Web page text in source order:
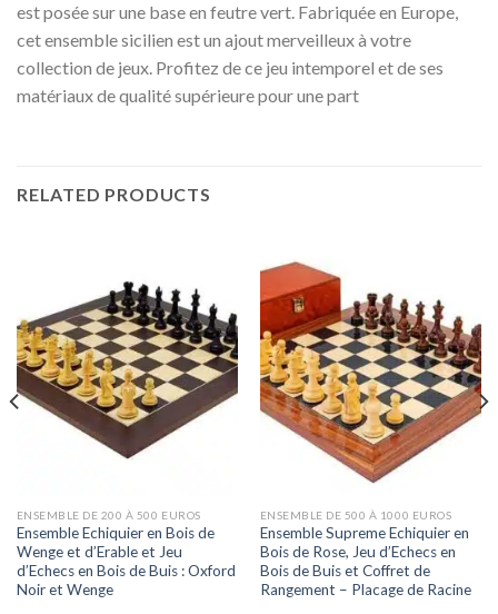
est posée sur une base en feutre vert. Fabriquée en Europe,
cet ensemble sicilien est un ajout merveilleux à votre
collection de jeux. Profitez de ce jeu intemporel et de ses
matériaux de qualité supérieure pour une part
RELATED PRODUCTS
ENSEMBLE DE 200 À 500 EUROS
Ensemble Echiquier en Bois de
Wenge et d’Erable et Jeu
d’Echecs en Bois de Buis : Oxford
Noir et Wenge
ENSEMBLE DE 500 À 1000 EUROS
Ensemble Supreme Echiquier en
Bois de Rose, Jeu d’Echecs en
Bois de Buis et Coffret de
Rangement – Placage de Racine